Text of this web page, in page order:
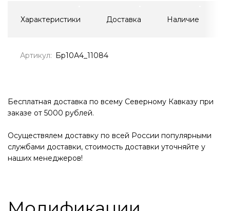
Характеристики Доставка Наличие
Артикул: Бр10А4_11084
Бесплатная доставка по всему Северному Кавказу при
заказе от 5000 рублей.
Осуществялем доставку по всей России популярными
службами доставки, стоимость доставки уточняйте у
наших менеджеров!